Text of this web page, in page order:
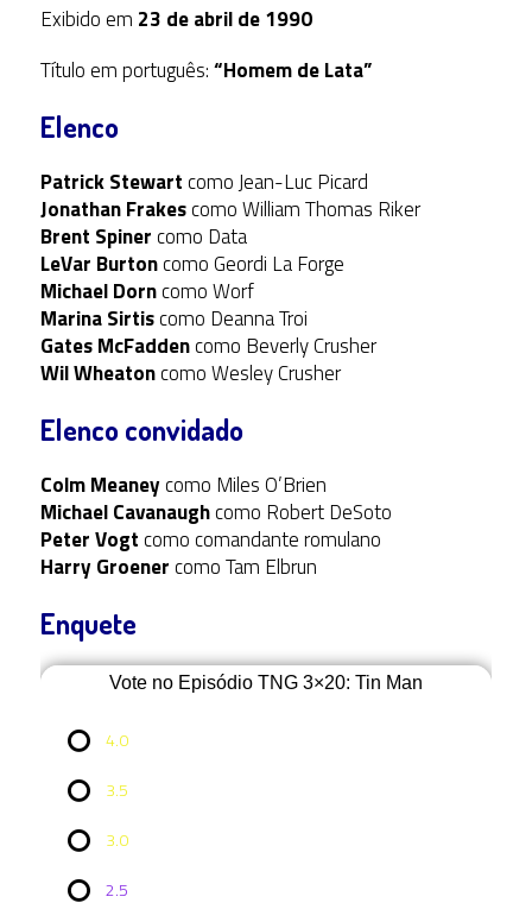
Exibido em 23 de abril de 1990
Título em português:“Homem de Lata”
Elenco
Patrick Stewartcomo Jean-Luc Picard
Jonathan Frakescomo William Thomas Riker
Brent Spinercomo Data
LeVar Burtoncomo Geordi La Forge
Michael Dorncomo Worf
Marina Sirtiscomo Deanna Troi
Gates McFaddencomo Beverly Crusher
Wil Wheatoncomo Wesley Crusher
Elenco convidado
Colm Meaneycomo Miles O’Brien
Michael Cavanaughcomo Robert DeSoto
Peter Vogtcomo comandante romulano
Harry Groenercomo Tam Elbrun
Enquete
Vote no Episódio TNG 3×20: Tin Man
4.0
3.5
3.0
2.5